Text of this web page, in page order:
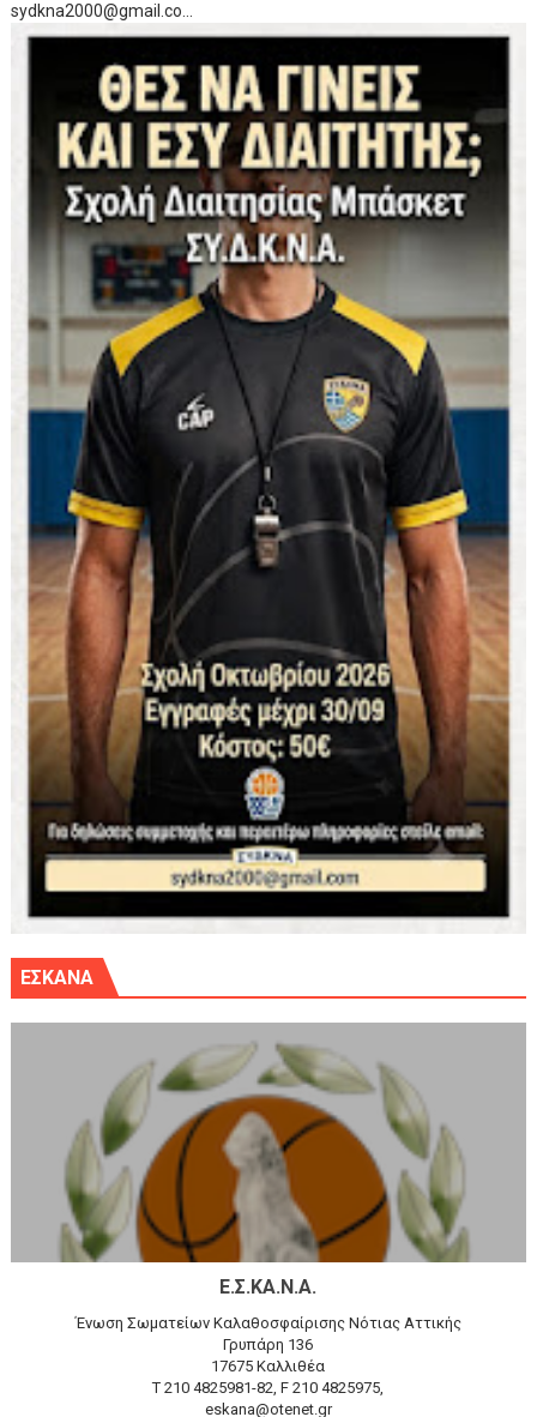
sydkna2000@gmail.co...
ΕΣΚΑΝΑ
Ε.Σ.ΚΑ.Ν.Α.
Ένωση Σωματείων Καλαθοσφαίρισης Νότιας Αττικής
Γρυπάρη 136
17675 Καλλιθέα
T 210 4825981-82, F 210 4825975,
eskana@otenet.gr